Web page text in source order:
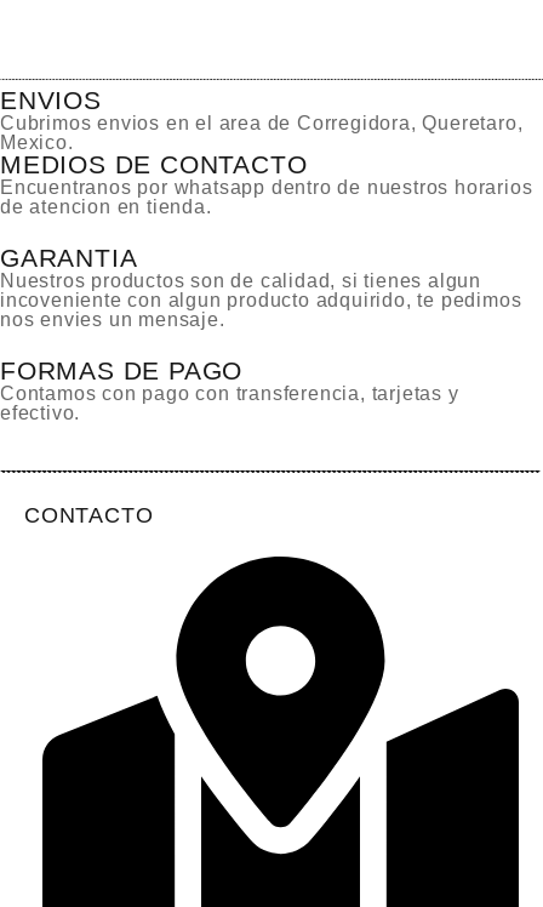
ENVIOS
Cubrimos envios en el area de Corregidora, Queretaro,
Mexico.
MEDIOS DE CONTACTO
Encuentranos por whatsapp dentro de nuestros horarios
de atencion en tienda.
GARANTIA
Nuestros productos son de calidad, si tienes algun
incoveniente con algun producto adquirido, te pedimos
nos envies un mensaje.
FORMAS DE PAGO
Contamos con pago con transferencia, tarjetas y
efectivo.
CONTACTO